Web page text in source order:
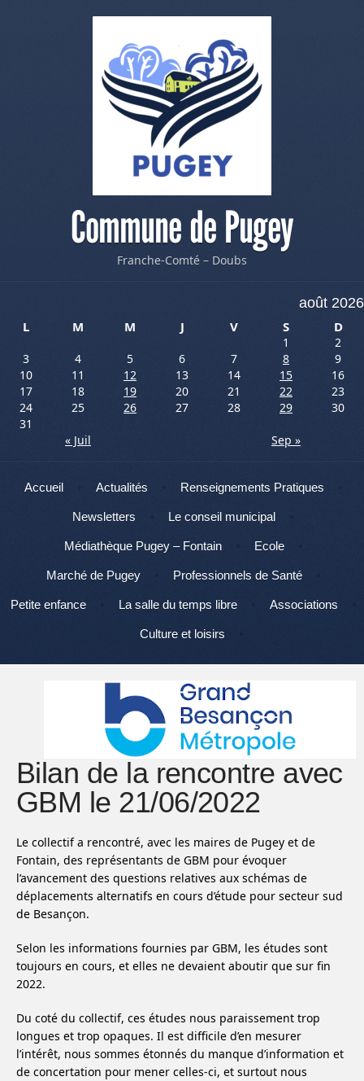
Commune de Pugey
Franche-Comté – Doubs
août 2026
L
M M J V S D
1
2
3
4 5 6 7 8
9
10
11 12 13 14 15
16
17
18 19 20 21 22
23
24
25 26 27 28 29
30
31
« Juil
Sep »
Menu
Aller au contenu
Accueil Actualités Renseignements Pratiques
Newsletters Le conseil municipal
Médiathèque Pugey – Fontain Ecole
Marché de Pugey Professionnels de Santé
Petite enfance La salle du temps libre Associations
Culture et loisirs
Bilan de la rencontre avec
GBM le 21/06/2022
Le collectif a rencontré, avec les maires de Pugey et de
Fontain, des représentants de GBM pour évoquer
l’avancement des questions relatives aux schémas de
déplacements alternatifs en cours d’étude pour secteur sud
de Besançon.
Selon les informations fournies par GBM, les études sont
toujours en cours, et elles ne devaient aboutir que sur fin
2022.
Du coté du collectif, ces études nous paraissement trop
longues et trop opaques. Il est difficile d’en mesurer
l’intérêt, nous sommes étonnés du manque d’information et
de concertation pour mener celles-ci, et surtout nous